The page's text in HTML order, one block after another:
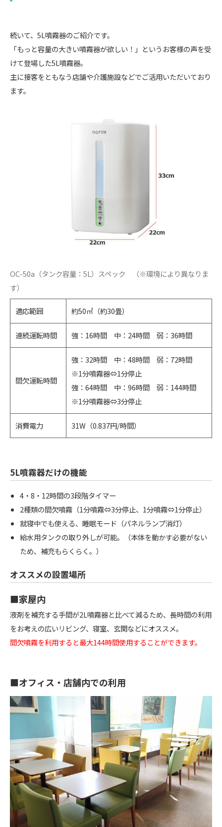
続いて、5L噴霧器のご紹介です。
「もっと容量の大きい噴霧器が欲しい！」というお客様の声を受
けて登場した5L噴霧器。
主に接客をともなう店舗や介護施設などでご活用いただいており
ます。
OC-50a（タンク容量：5L）スペック （※環境により異なりま
す）
適応範囲 約50㎡（約30畳）
連続運転時間 強：16時間 中：24時間 弱：36時間
間欠運転時間
強：32時間 中：48時間 弱：72時間
※1分噴霧器⇔1分停止
強：64時間 中：96時間 弱：144時間
※1分噴霧器⇔3分停止
消費電力 31W（0.837円/時間）
5L噴霧器だけの機能
4・8・12時間の3段階タイマー
2種類の間欠噴霧（1分噴霧⇔3分停止、1分噴霧⇔1分停止）
就寝中でも使える、睡眠モード（パネルランプ消灯）
給水用タンクの取り外しが可能。（本体を動かす必要がない
ため、補充もらくらく。）
オススメの設置場所
■家屋内
液剤を補充する手間が2L噴霧器と比べて減るため、長時間の利用
をお考えの広いリビング、寝室、玄関などにオススメ。
間欠噴霧を利用すると最大144時間使用することができます。
■オフィス・店舗内での利用